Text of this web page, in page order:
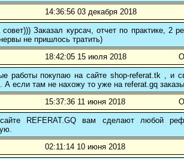
14:36:56 03 декабря 2018
Заказал курсач, отчет по практике, 2
не пришлось тратить)
18:42:05 15 июля 2018
работы покупаю на сайте shop-referat.tk , и
А если там не нахожу то уже на referat.gq
15:37:36 11 июня 2018
REFERAT.GQ вам сделают любой
02:11:14 10 июня 2018